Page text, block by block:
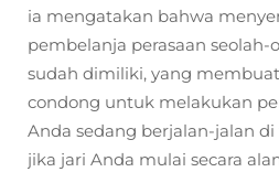
ia mengatakan bahwa
pembelanja perasaan
sudah dimiliki, yang
condong untuk melakukan
Anda sedang berjalan-jalan
jika jari Anda mulai secara